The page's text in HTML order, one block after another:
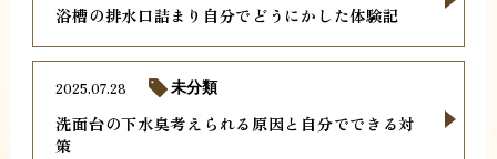
浴槽の排水口詰まり自分でどうにかした体験記
洗面台の下水臭考えられる原因と自分でできる対
策
2025.07.28 未分類